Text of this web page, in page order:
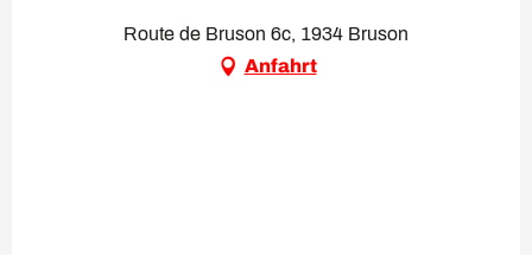
Route de Bruson 6c, 1934 Bruson
Anfahrt